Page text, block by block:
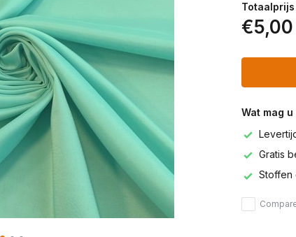
Totaalprijs
€5,00
Wat mag
Gratis
Stoffen